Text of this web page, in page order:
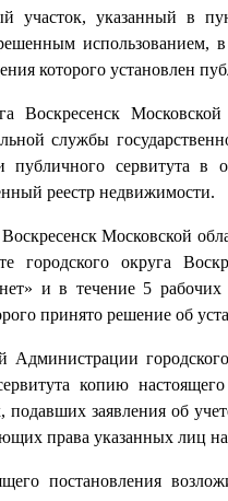
участок, указанный в
использованием,
которого установлен
Воскресенск
службы
публичного сервитута в
реестр недвижимости.
Московской
городского округа
и в течение 5
принято решение об
копию
подавших заявления об
права указанных лиц на
постановления